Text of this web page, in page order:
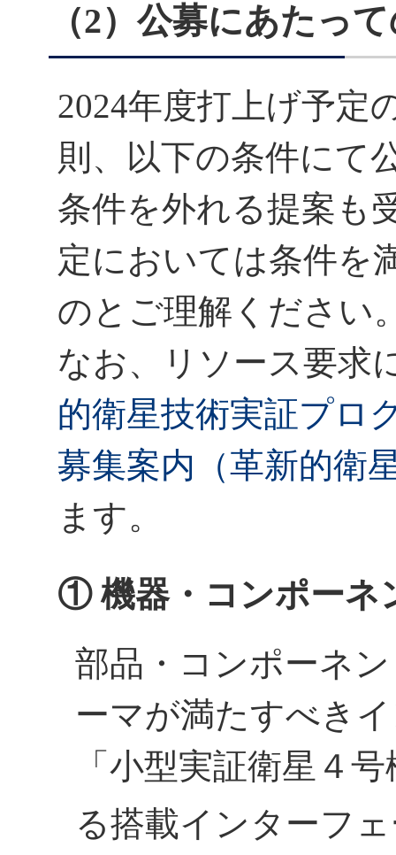
（2）公募にあたっ
2024年度打上げ予定
則、以下の条件にて
条件を外れる提案も
定においては条件を
のとご理解ください
なお、リソース要求
的衛星技術実証プロ
募集案内（革新的衛
ます。
① 機器・コンポーネ
部品・コンポーネ
ーマが満たすべき
「小型実証衛星４
る搭載インターフ